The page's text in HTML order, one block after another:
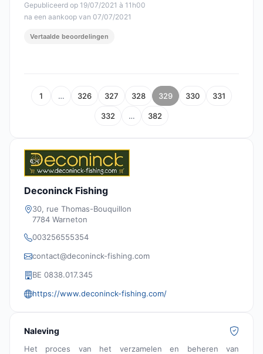
Gepubliceerd op 19/07/2021 à 11h00
na een aankoop van 07/07/2021
Vertaalde beoordelingen
1 … 326 327 328 329 330 331
332 … 382
Deconinck Fishing
30, rue Thomas-Bouquillon
7784 Warneton
003256555354
contact@deconinck-fishing.com
BE 0838.017.345
https://www.deconinck-fishing.com/
Naleving
Het proces van het verzamelen en beheren van